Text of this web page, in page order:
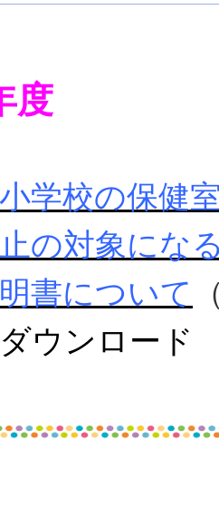
度
学校の保健
の対象にな
書について
ダウンロード